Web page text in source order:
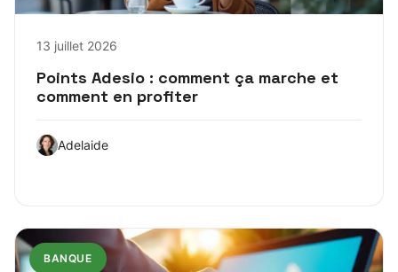
13 juillet 2026
Points Adesio : comment ça marche et
comment en profiter
Adelaide
BANQUE